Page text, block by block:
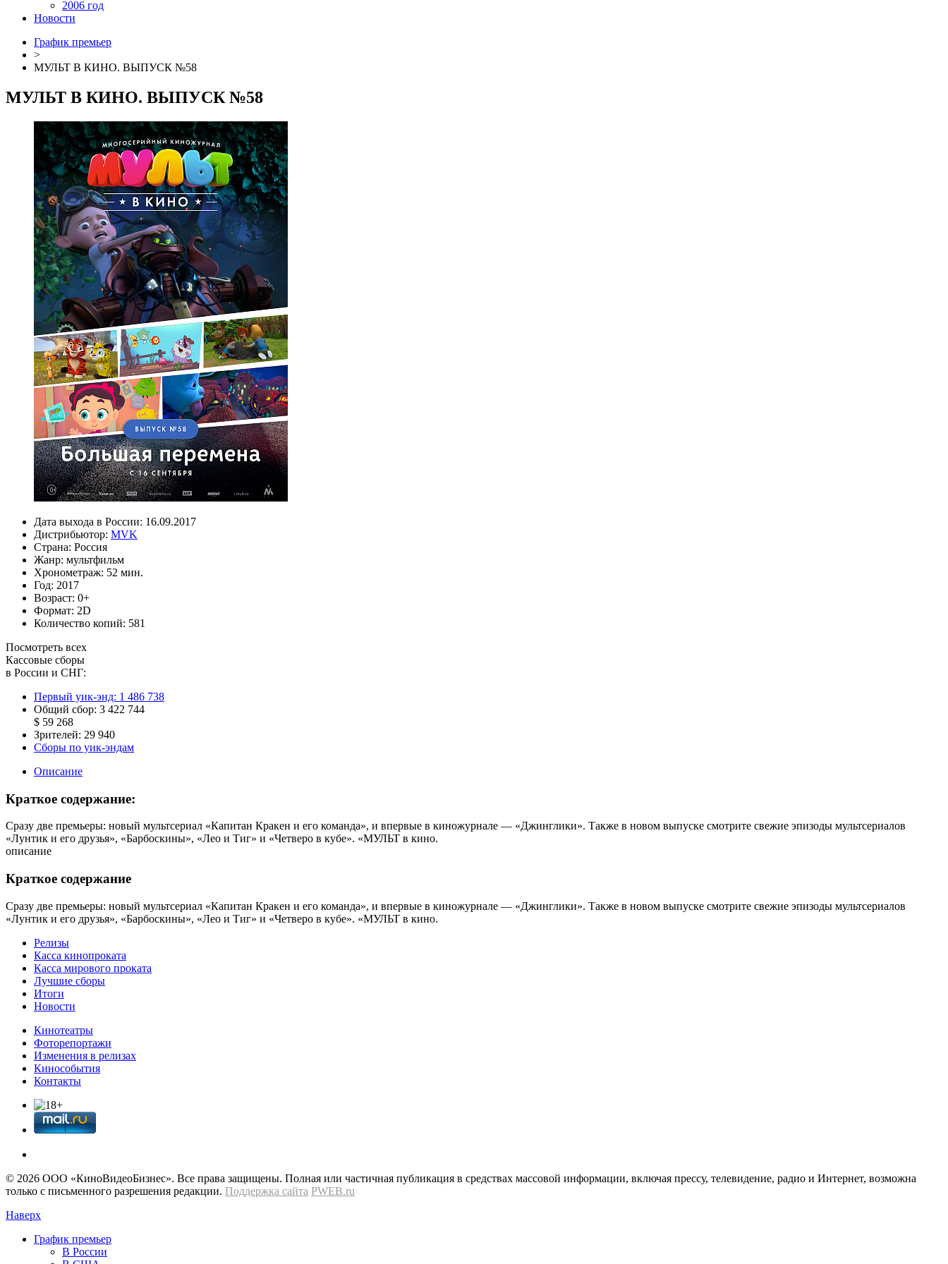
2006 год
Новости
График премьер
>
МУЛЬТ В КИНО. ВЫПУСК №58
МУЛЬТ В КИНО. ВЫПУСК №58
Дата выхода в России: 16.09.2017
Дистрибьютор: MVK
Страна: Россия
Жанр: мультфильм
Хронометраж: 52 мин.
Год: 2017
Возраст: 0+
Формат: 2D
Количество копий: 581
Посмотреть всех
Кассовые сборы
в России и СНГ:
Первый уик-энд: 1 486 738
Общий сбор: 3 422 744
$ 59 268
Зрителей: 29 940
Сборы по уик-эндам
Описание
Краткое содержание:
Сразу две премьеры: новый мультсериал «Капитан Кракен и его команда», и впервые в киножурнале — «Джинглики». Также в новом выпуске смотрите свежие эпизоды мультсериалов
«Лунтик и его друзья», «Барбоскины», «Лео и Тиг» и «Четверо в кубе». «МУЛЬТ в кино.
описание
Краткое содержание
Сразу две премьеры: новый мультсериал «Капитан Кракен и его команда», и впервые в киножурнале — «Джинглики». Также в новом выпуске смотрите свежие эпизоды мультсериалов
«Лунтик и его друзья», «Барбоскины», «Лео и Тиг» и «Четверо в кубе». «МУЛЬТ в кино.
Релизы
Касса кинопроката
Касса мирового проката
Лучшие сборы
Итоги
Новости
Кинотеатры
Фоторепортажи
Изменения в релизах
Кинособытия
Контакты
© 2026 OOО «КиноВидеоБизнес». Все права защищены. Полная или частичная публикация в средствах массовой информации, включая прессу, телевидение, радио и Интернет, возможна
только с письменного разрешения редакции. Поддержка сайта PWEB.ru
Наверх
График премьер
В России